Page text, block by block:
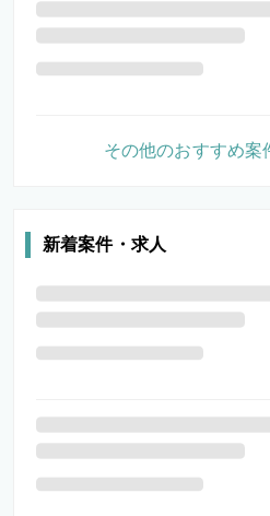
その他のおすすめ案
新着案件・求人